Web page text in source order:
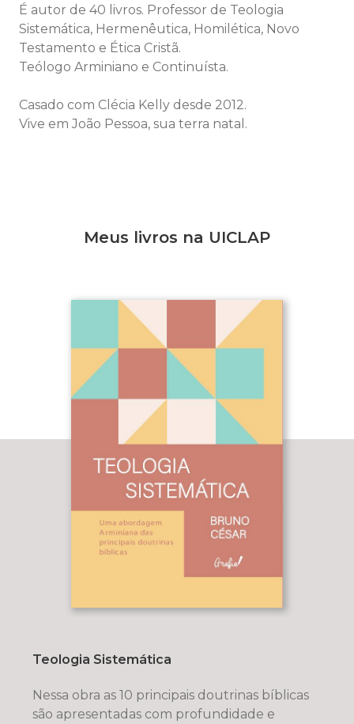
É autor de 40 livros. Professor de Teologia
Sistemática, Hermenêutica, Homilética, Novo
Testamento e Ética Cristã.
Teólogo Arminiano e Continuísta.
Casado com Clécia Kelly desde 2012.
Vive em João Pessoa, sua terra natal.
Meus livros na UICLAP
Teologia Sistemática
Nessa obra as 10 principais doutrinas bíblicas
são apresentadas com profundidade e